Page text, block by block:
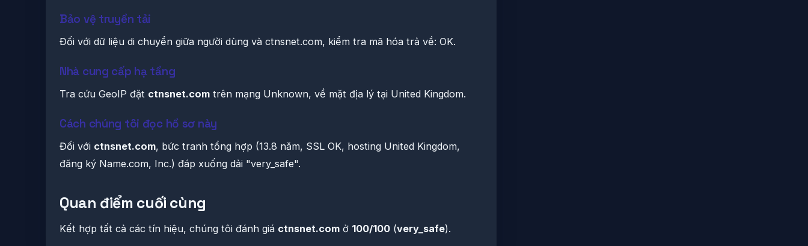
Bảo vệ truyền tải
Đối với dữ liệu di chuyển giữa người dùng và ctnsnet.com, kiểm tra mã hóa trả về: OK.
Nhà cung cấp hạ tầng
Tra cứu GeoIP đặt ctnsnet.com trên mạng Unknown, về mặt địa lý tại United Kingdom.
Cách chúng tôi đọc hồ sơ này
Đối với ctnsnet.com, bức tranh tổng hợp (13.8 năm, SSL OK, hosting United Kingdom,
đăng ký Name.com, Inc.) đáp xuống dải "very_safe".
Quan điểm cuối cùng
Kết hợp tất cả các tín hiệu, chúng tôi đánh giá ctnsnet.com ở 100/100 (very_safe).